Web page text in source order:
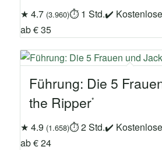
★ 4.7 (3.960)⏱ 1 Std.✔
ab € 35
Führung: Die 5
the Ripper
★ 4.9 (1.658)⏱ 2 Std.✔
ab € 24